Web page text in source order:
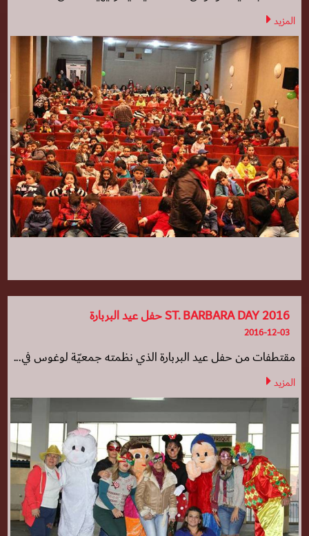
المزيد
ST. BARBARA DAY 2016 حفل عيد البربارة
2016-12-03
مقتطفات من حفل عيد البربارة الذي نظمته جمعيّة لوغوس في...
المزيد